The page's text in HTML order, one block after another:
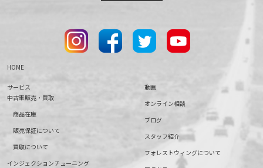
HOME
サービス
中古車販売・買取
商品在庫
販売保証について
買取について
インジェクションチューニング
動画
オンライン相談
ブログ
スタッフ紹介
フォレストウィングについて